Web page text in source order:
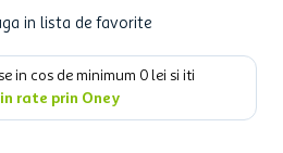
in lista de favorite
in cos de minimum 0 lei si iti
rate prin Oney